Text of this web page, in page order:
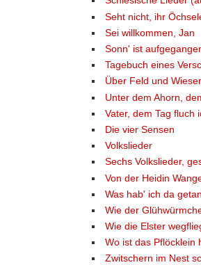
Seht nicht, ihr
Sei willkommen, Jan
Sonn' ist
Tagebuch eines
Über Feld und
Unter dem Ahorn,
Vater, dem Tag fluch
Die vier Sensen
Volkslieder
Sechs Volkslieder,
Von der Heidin
Was hab' ich da
Wie der
Wie die Elster
Wo ist das Pflöcklein
Zwitschern im Nest